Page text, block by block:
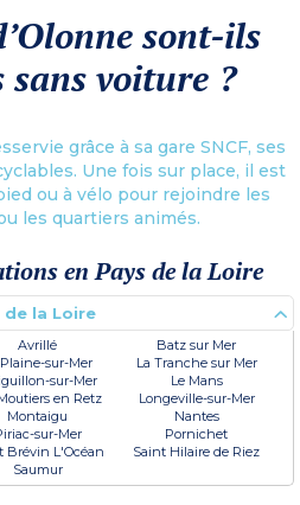
sont-ils
sans voiture ?
grâce à sa gare SNCF, ses
Une fois sur place, il est
ou à vélo pour rejoindre les
les quartiers animés.
en Pays de la Loire
de la Loire
Avrillé
Batz sur Mer
sur-Mer
La Tranche sur Mer
sur-Mer
Le Mans
en Retz
Longeville-sur-Mer
Montaigu
Nantes
sur-Mer
Pornichet
Brévin L'Océan
Saint Hilaire de Riez
Saumur